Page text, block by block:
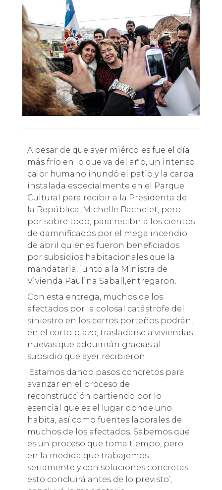
A pesar de que ayer miércoles fue el día
más frío en lo que va del año, un intenso
calor humano inundó el patio y la carpa
instalada especialmente en el Parque
Cultural para recibir a la Presidenta de
la República, Michelle Bachelet, pero
por sobre todo, para recibir a los cientos
de damnificados por el mega incendio
de abril quienes fueron beneficiados
por subsidios habitacionales que la
mandataria, junto a la Ministra de
Vivienda Paulina Saball,entregaron.
Con esta entrega, muchos de los
afectados por la colosal catástrofe del
siniestro en los cerros porteños podrán,
en el corto plazo, trasladarse a viviendas
nuevas que adquirirán gracias al
subsidio que ayer recibieron.
‘Estamos dando pasos concretos para
avanzar en el proceso de
reconstrucción partiendo por lo
esencial que es el lugar donde uno
habita, así como fuentes laborales de
muchos de los afectados. Sabemos que
es un proceso que toma tiempo, pero
en la medida que trabajemos
seriamente y con soluciones concretas,
esto concluirá antes de lo previsto’,